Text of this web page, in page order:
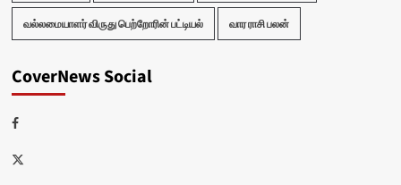
வல்லமையாளர் விருது பெற்றோரின் பட்டியல் வார ராசி பலன்
CoverNews Social
Facebook
Twitter